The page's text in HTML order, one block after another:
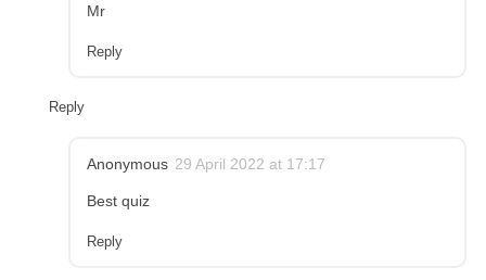
Mr
Reply
Reply
Anonymous 29 April 2022 at 17:17
Best quiz
Reply